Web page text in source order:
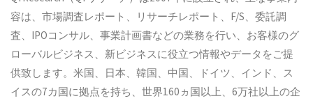
容は、市場調査レポート、リサーチレポート、F/S、委託調
査、IPOコンサル、事業計画書などの業務を行い、お客様のグ
ローバルビジネス、新ビジネスに役立つ情報やデータをご提
供致します。米国、日本、韓国、中国、ドイツ、インド、ス
イスの7カ国に拠点を持ち、世界160ヵ国以上、6万社以上の企